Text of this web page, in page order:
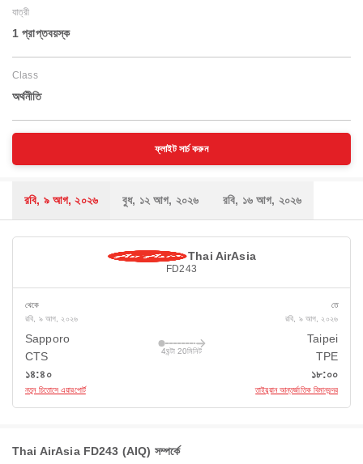
যাত্রী
1 প্রাপ্তবয়স্ক
Class
অর্থনীতি
ফ্লাইট সার্চ করুন
রবি, ৯ আগ, ২০২৬ বুধ, ১২ আগ, ২০২৬ রবি, ১৬ আগ, ২০২৬
Thai AirAsia
FD243
থেকে
রবি, ৯ আগ, ২০২৬
Sapporo
CTS
১৪:৪০
নতুন চিতোসে এয়ারপোর্ট
4ঘন্টা 20মিনিট
তে
রবি, ৯ আগ, ২০২৬
Taipei
TPE
১৮:০০
তাইয়ুয়ান আন্তর্জাতিক বিমানবন্দর
Thai AirAsia FD243 (AIQ) সম্পর্কে